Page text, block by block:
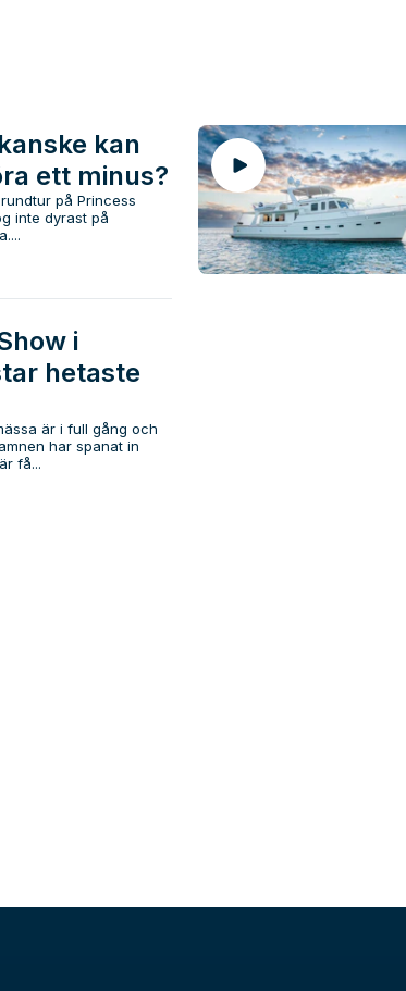
kan
ett minus?
på Princess
inte dyrast på
i
hetaste
är i full gång och
har spanat in
få...